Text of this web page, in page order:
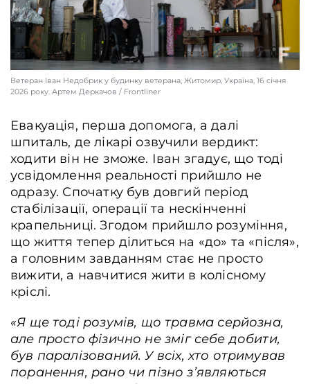
Ветеран Іван Недобрик у будинку ветерана, Житомир, Україна, 16 січня
2026 року. Артем Деркачов / Frontliner
Евакуація, перша допомога, а далі
шпиталь, де лікарі озвучили вердикт:
ходити він не зможе. Іван згадує, що тоді
усвідомлення реальності прийшло не
одразу. Спочатку був довгий період
стабілізації, операції та нескінченні
крапельниці. Згодом прийшло розуміння,
що життя тепер ділиться на «до» та «після»,
а головним завданням стає не просто
вижити, а навчитися жити в колісному
кріслі.
«Я ще тоді розумів, що травма серйозна,
але просто фізично не зміг себе добити,
був паралізований. У всіх, хто отримував
поранення, рано чи пізно з’являються